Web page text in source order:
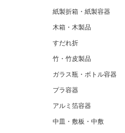
紙製折箱・紙製容器
木箱・木製品
すだれ折
竹・竹皮製品
ガラス瓶・ボトル容器
プラ容器
アルミ箔容器
中皿・敷板・中敷